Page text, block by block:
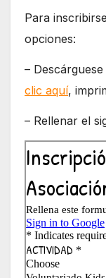
Para
opciones:
–
clic aquí,
– Rellenar el